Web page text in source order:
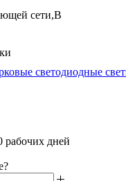
сети,В
светодиодные
рабочих дней